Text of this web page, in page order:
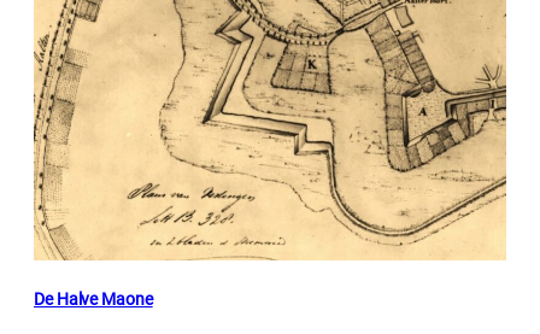
De Halve Maone